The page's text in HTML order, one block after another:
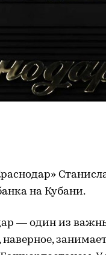
на Кубани.
— один из